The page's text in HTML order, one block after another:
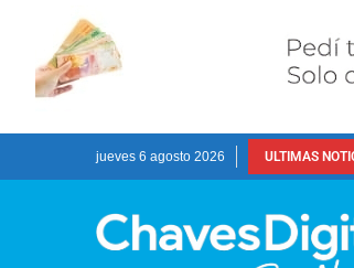
jueves 6 agosto 2026 ULTIMAS